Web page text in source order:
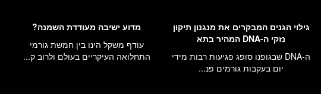
גילוי הגנים המבקרים את מנגנון תיקון
נזקי ה-DNA המהיר בתא
ה-DNA שבגופנו סופג פגיעות רבות מידי
יום בעקבות גורמים פנ...
מדוע ישיבה מעודדת השמנה?
עודף משקל הינו בין חמשת גורמי
התחלואה העיקריים בעולם ולרוב ק...